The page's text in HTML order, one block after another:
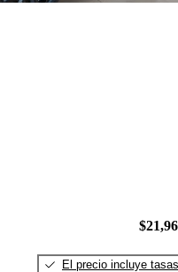
El precio incluye tasas